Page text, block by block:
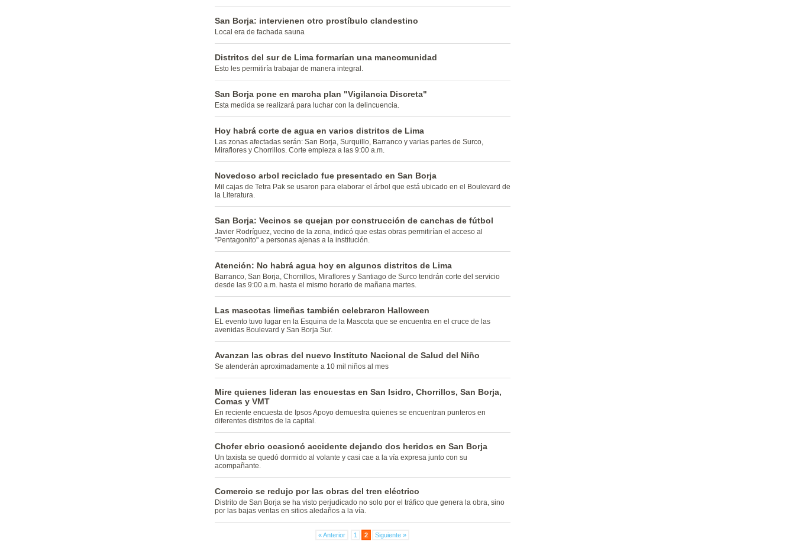
San Borja: intervienen otro prostíbulo clandestino
Local era de fachada sauna
Distritos del sur de Lima formarían una mancomunidad
Esto les permitiría trabajar de manera integral.
San Borja pone en marcha plan "Vigilancia Discreta"
Esta medida se realizará para luchar con la delincuencia.
Hoy habrá corte de agua en varios distritos de Lima
Las zonas afectadas serán: San Borja, Surquillo, Barranco y varias partes de Surco,
Miraflores y Chorrillos. Corte empieza a las 9:00 a.m.
Novedoso arbol reciclado fue presentado en San Borja
Mil cajas de Tetra Pak se usaron para elaborar el árbol que está ubicado en el Boulevard de
la Literatura.
San Borja: Vecinos se quejan por construcción de canchas de fútbol
Javier Rodríguez, vecino de la zona, indicó que estas obras permitirían el acceso al
"Pentagonito" a personas ajenas a la institución.
Atención: No habrá agua hoy en algunos distritos de Lima
Barranco, San Borja, Chorrillos, Miraflores y Santiago de Surco tendrán corte del servicio
desde las 9:00 a.m. hasta el mismo horario de mañana martes.
Las mascotas limeñas también celebraron Halloween
EL evento tuvo lugar en la Esquina de la Mascota que se encuentra en el cruce de las
avenidas Boulevard y San Borja Sur.
Avanzan las obras del nuevo Instituto Nacional de Salud del Niño
Se atenderán aproximadamente a 10 mil niños al mes
Mire quienes lideran las encuestas en San Isidro, Chorrillos, San Borja,
Comas y VMT
En reciente encuesta de Ipsos Apoyo demuestra quienes se encuentran punteros en
diferentes distritos de la capital.
Chofer ebrio ocasionó accidente dejando dos heridos en San Borja
Un taxista se quedó dormido al volante y casi cae a la vía expresa junto con su
acompañante.
Comercio se redujo por las obras del tren eléctrico
Distrito de San Borja se ha visto perjudicado no solo por el tráfico que genera la obra, sino
por las bajas ventas en sitios aledaños a la vía.
« Anterior 1 2 Siguiente »